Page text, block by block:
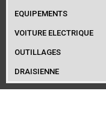
EQUIPEMENTS
VOITURE ELECTRIQUE
OUTILLAGES
DRAISIENNE